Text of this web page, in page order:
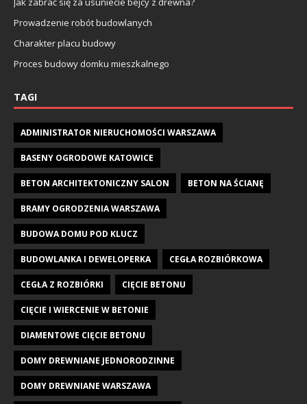
Prowadzenie robót budowlanych
Charakter placu budowy
Proces budowy domku mieszkalnego
TAGI
ADMINISTRATOR NIERUCHOMOŚCI WARSZAWA
BASENY OGRODOWE KATOWICE
BETON ARCHITEKTONICZNY SALON BETON NA ŚCIANĘ
BRAMY OGRODZENIA WARSZAWA
BUDOWA DOMU POD KLUCZ
BUDOWLANKA I DEWELOPERKA CEGŁA ROZBIÓRKOWA
CEGŁA Z ROZBIÓRKI CIĘCIE BETONU
CIĘCIE I WIERCENIE W BETONIE
DIAMENTOWE CIĘCIE BETONU
DOMY DREWNIANE JEDNORODZINNE
DOMY DREWNIANE WARSZAWA